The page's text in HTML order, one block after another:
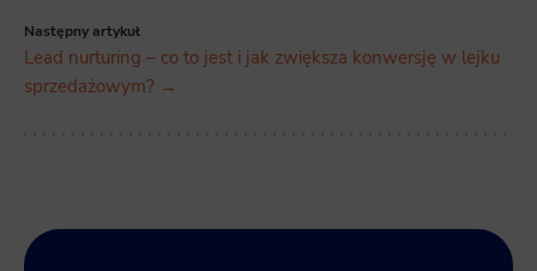
Następny artykuł
Lead nurturing – co to jest i jak zwiększa konwersję w lejku
sprzedażowym? →